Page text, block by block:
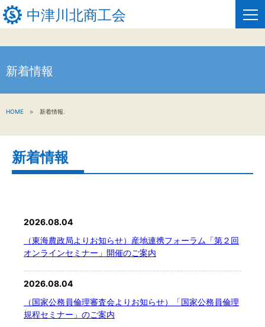
中津川北商工会
お問い合わせ
標準
新着情報
HOME 新着情報.
新着情報
2026.08.04
（東海農政局よりお知らせ）産地連携フォーラム「第２回
オンラインセミナー」開催のご案内
2026.08.04
（国家公務員倫理審査会よりお知らせ）「国家公務員倫理
規程セミナー」のご案内